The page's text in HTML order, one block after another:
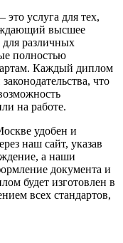
это услуга для тех,
высшее
различных
полностью
Каждый диплом
что
на работе.
удобен и
наш сайт, указав
а наши
документа и
будет изготовлен в
всех стандартов,